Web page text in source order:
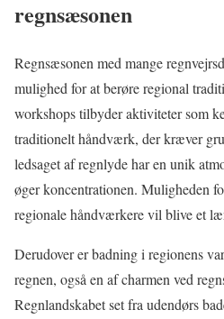
regnsæsonen
Regnsæsonen med mange
mulighed for at berøre regional
workshops tilbyder aktiviteter som
traditionelt håndværk, der kræver
ledsaget af regnlyde har en unik
øger koncentrationen. Muligheden
regionale håndværkere vil blive et
Derudover er badning i regionens
regnen, også en af charmen ved
Regnlandskabet set fra udendørs